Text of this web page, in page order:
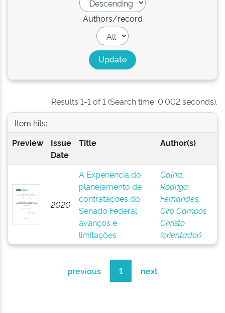
Authors/record
Results 1-1 of 1 (Search time: 0.002 seconds).
Item hits:
Preview
Issue
Date
Title Author(s)
2020
A Experiência do
planejamento de
contratações do
Senado Federal:
avanços e
limitações
Galha,
Rodrigo;
Fernandes,
Ciro Campos
Christo
(orientador)
previous 1 next